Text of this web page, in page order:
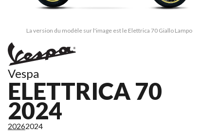
La version du modèle sur l'image est le Elettrica 70 Giallo Lampo
Vespa
ELETTRICA 70
2024
20262024